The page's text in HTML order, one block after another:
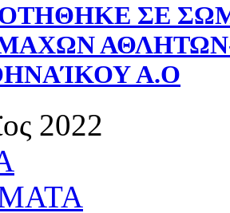
ΣΕ
Α.Ο
2022